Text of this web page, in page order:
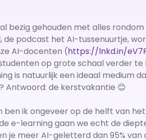
bezig gehouden met alles
, de podcast het AI-tussenuurtje,
AI-docenten (https://lnkd.in/
op grote schaal verder
is natuurlijk een ideaal medium
Antwoord: de kerstvakantie 😊
ik ongeveer op de helft van
e-learning gaan we echt de
je meer AI-geletterd dan 95%